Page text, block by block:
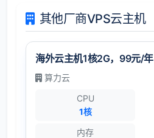
其他厂商VPS云主机
海外云主机1核2G，99元/年
算力云
CPU
1核
内存